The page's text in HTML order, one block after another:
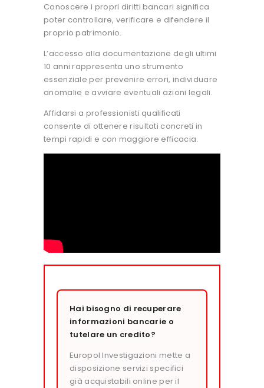
Conoscere i propri diritti bancari significa
poter controllare, verificare e difendere il
proprio patrimonio.
L’accesso alla documentazione degli ultimi
10 anni rappresenta uno strumento
essenziale per prevenire errori, individuare
anomalie e avviare eventuali azioni legali.
Affidarsi a professionisti qualificati
consente di ottenere risultati concreti in
tempi rapidi e con maggiore efficacia.
Hai bisogno di recuperare
informazioni bancarie o
tutelare un credito?
Europol Investigazioni mette a
disposizione servizi specifici
già acquistabili online per il